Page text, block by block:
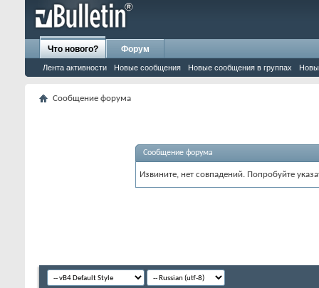
Что нового?
Лента активности Новые сообщения Новые сообщения в группах
Форум
Сообщение форума
Сообщение форума
Извините, нет совпадений. Попробуйте